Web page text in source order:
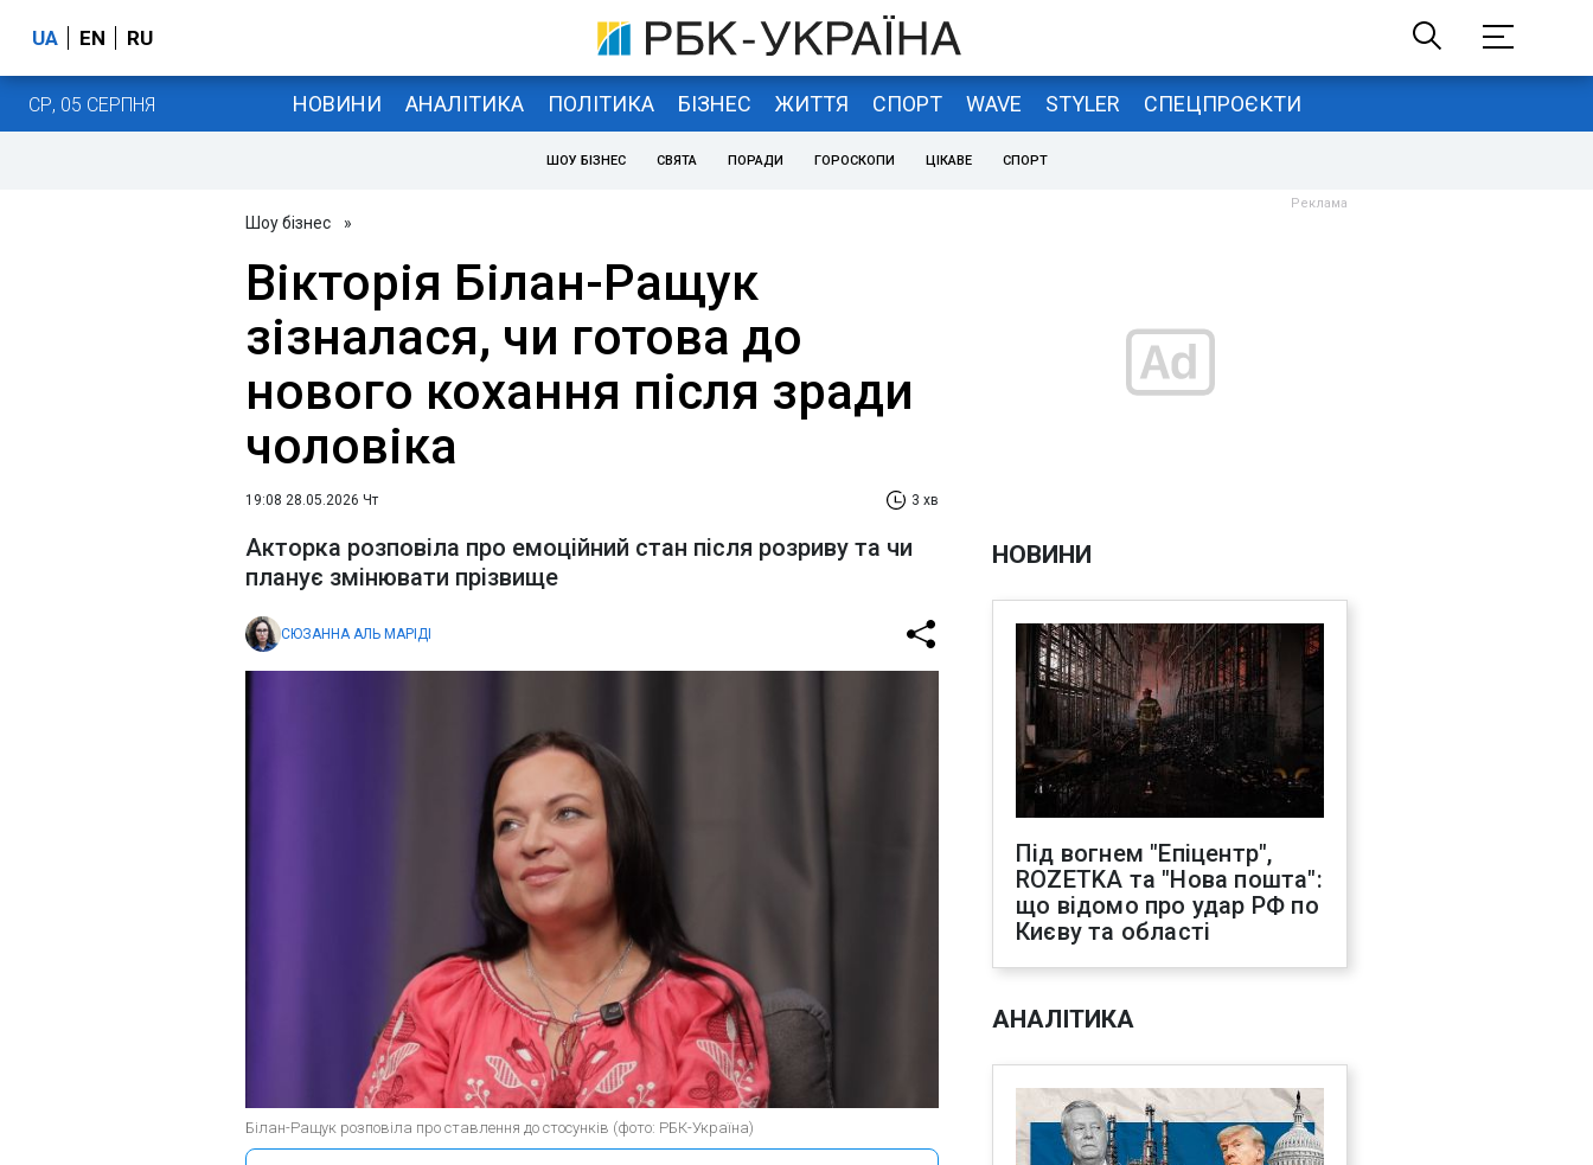
UA EN RU
СР, 05 СЕРПНЯ НОВИНИ АНАЛІТИКА ПОЛІТИКА БІЗНЕС ЖИТТЯ СПОРТ WAVE STYLER СПЕЦПРОЄКТИ
ШОУ БІЗНЕС СВЯТА ПОРАДИ ГОРОСКОПИ ЦІКАВЕ СПОРТ
Шоу бізнес »
Вікторія Білан-Ращук
зізналася, чи готова до
нового кохання після зради
чоловіка
19:08 28.05.2026 Чт 3 хв
Акторка розповіла про емоційний стан після розриву та чи
планує змінювати прізвище
СЮЗАННА АЛЬ МАРІДІ
Білан-Ращук розповіла про ставлення до стосунків (фото: РБК-Україна)
НОВИНИ
Під вогнем "Епіцентр",
ROZETKA та "Нова пошта":
що відомо про удар РФ по
Києву та області
АНАЛІТИКА